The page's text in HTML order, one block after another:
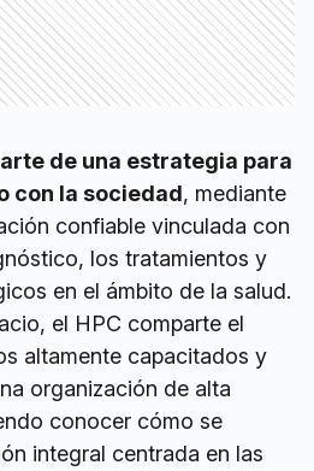
de una estrategia para
con la sociedad, mediante
confiable vinculada con
los tratamientos y
en el ámbito de la salud.
el HPC comparte el
altamente capacitados y
organización de alta
conocer cómo se
integral centrada en las